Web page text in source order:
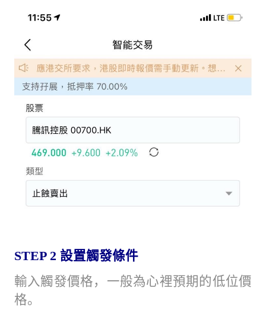
STEP 2 設置觸發條件
輸入觸發價格，一般為心裡預期的低位價
格。